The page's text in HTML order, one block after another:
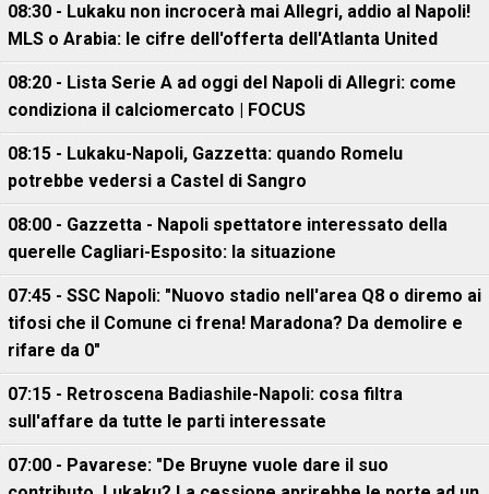
08:30 - Lukaku non incrocerà mai Allegri, addio al Napoli!
MLS o Arabia: le cifre dell'offerta dell'Atlanta United
08:20 - Lista Serie A ad oggi del Napoli di Allegri: come
condiziona il calciomercato | FOCUS
08:15 - Lukaku-Napoli, Gazzetta: quando Romelu
potrebbe vedersi a Castel di Sangro
08:00 - Gazzetta - Napoli spettatore interessato della
querelle Cagliari-Esposito: la situazione
07:45 - SSC Napoli: "Nuovo stadio nell'area Q8 o diremo ai
tifosi che il Comune ci frena! Maradona? Da demolire e
rifare da 0"
07:15 - Retroscena Badiashile-Napoli: cosa filtra
sull'affare da tutte le parti interessate
07:00 - Pavarese: "De Bruyne vuole dare il suo